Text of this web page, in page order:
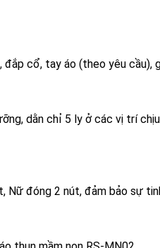
cổ, tay áo (theo yêu cầu),
dằn chỉ 5 ly ở các vị trí
Nữ đóng 2 nút, đảm bảo sự